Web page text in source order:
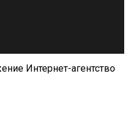
Интернет-агентство